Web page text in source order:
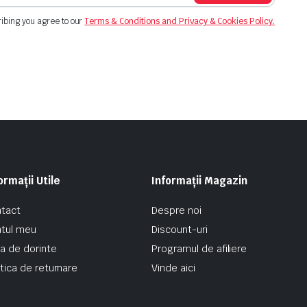
you agree to ourTerms & Conditions and Privacy & Cookies Policy.
Utile
meu
de dorinte
de returnare
Informații Magazin
Despre noi
Discount-uri
Programul de afiliere
Vinde aici